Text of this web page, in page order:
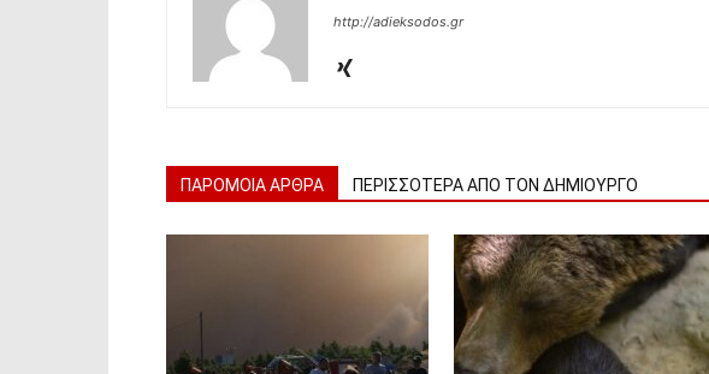
http://adieksodos.gr
ΠΑΡΟΜΟΙΑ ΑΡΘΡΑ ΠΕΡΙΣΣΟΤΕΡΑ ΑΠΟ ΤΟΝ ΔΗΜΙΟΥΡΓΟ